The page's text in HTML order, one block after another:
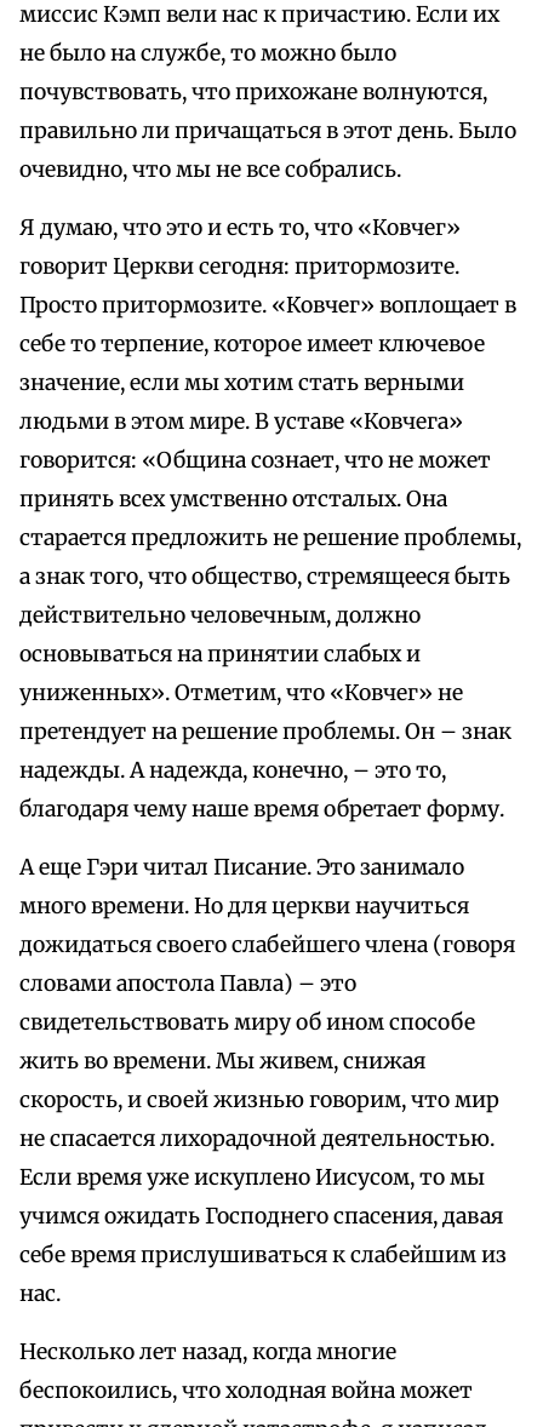
миссис Кэмп вели нас к причастию. Если их
не было на службе, то можно было
почувствовать, что прихожане волнуются,
правильно ли причащаться в этот день. Было
очевидно, что мы не все собрались.
Я думаю, что это и есть то, что «Ковчег»
говорит Церкви сегодня: притормозите.
Просто притормозите. «Ковчег» воплощает в
себе то терпение, которое имеет ключевое
значение, если мы хотим стать верными
людьми в этом мире. В уставе «Ковчега»
говорится: «Община сознает, что не может
принять всех умственно отсталых. Она
старается предложить не решение проблемы,
а знак того, что общество, стремящееся быть
действительно человечным, должно
основываться на принятии слабых и
униженных». Отметим, что «Ковчег» не
претендует на решение проблемы. Он – знак
надежды. А надежда, конечно, – это то,
благодаря чему наше время обретает форму.
А еще Гэри читал Писание. Это занимало
много времени. Но для церкви научиться
дожидаться своего слабейшего члена (говоря
словами апостола Павла) – это
свидетельствовать миру об ином способе
жить во времени. Мы живем, снижая
скорость, и своей жизнью говорим, что мир
не спасается лихорадочной деятельностью.
Если время уже искуплено Иисусом, то мы
учимся ожидать Господнего спасения, давая
себе время прислушиваться к слабейшим из
нас.
Несколько лет назад, когда многие
беспокоились, что холодная война может